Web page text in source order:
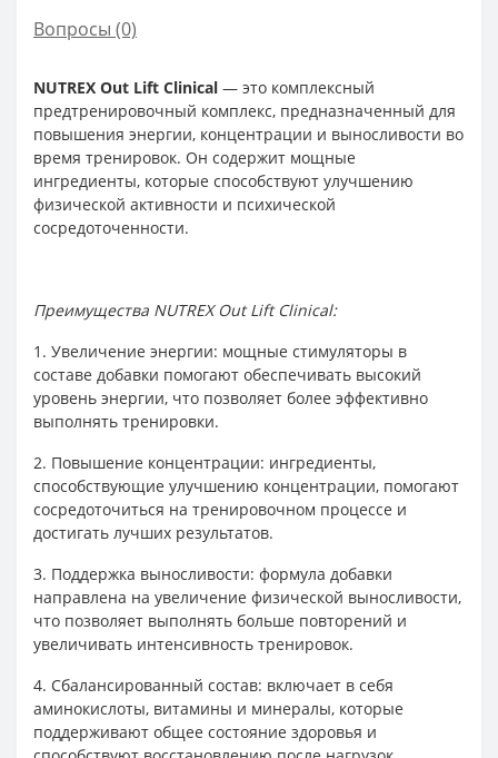
Вопросы (0)
NUTREX Out Lift Clinical — это комплексный
предтренировочный комплекс, предназначенный для
повышения энергии, концентрации и выносливости во
время тренировок. Он содержит мощные
ингредиенты, которые способствуют улучшению
физической активности и психической
сосредоточенности.
Преимущества NUTREX Out Lift Clinical:
1. Увеличение энергии: мощные стимуляторы в
составе добавки помогают обеспечивать высокий
уровень энергии, что позволяет более эффективно
выполнять тренировки.
2. Повышение концентрации: ингредиенты,
способствующие улучшению концентрации, помогают
сосредоточиться на тренировочном процессе и
достигать лучших результатов.
3. Поддержка выносливости: формула добавки
направлена на увеличение физической выносливости,
что позволяет выполнять больше повторений и
увеличивать интенсивность тренировок.
4. Сбалансированный состав: включает в себя
аминокислоты, витамины и минералы, которые
поддерживают общее состояние здоровья и